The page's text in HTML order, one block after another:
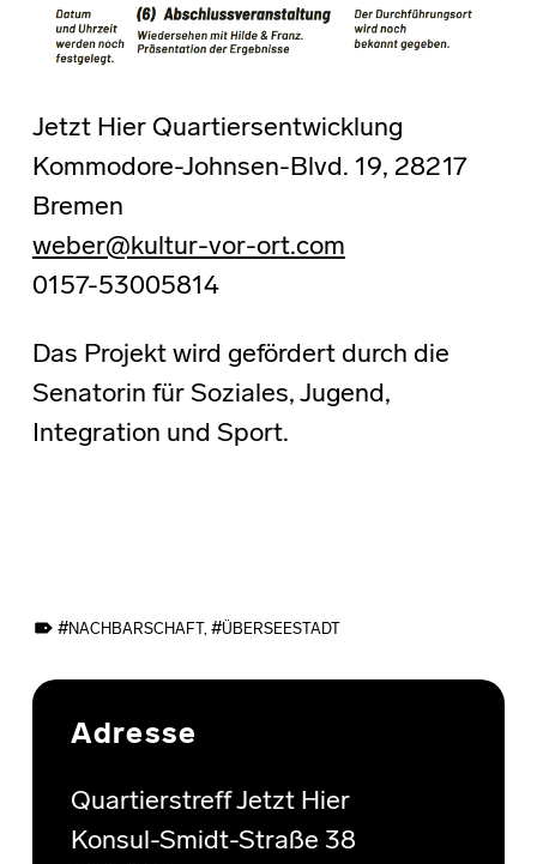
Jetzt Hier Quartiersentwicklung
Kommodore-Johnsen-Blvd. 19, 28217
Bremen
weber@kultur-vor-ort.com
0157-53005814
Das Projekt wird gefördert durch die
Senatorin für Soziales, Jugend,
Integration und Sport.
NACHBARSCHAFT , ÜBERSEESTADT
Skip back to main navigation
Adresse
Quartierstreff Jetzt Hier
Konsul-Smidt-Straße 38